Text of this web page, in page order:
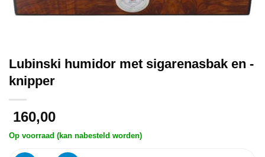
Lubinski humidor met sigarenasbak en -
knipper
160,00
Op voorraad (kan nabesteld worden)